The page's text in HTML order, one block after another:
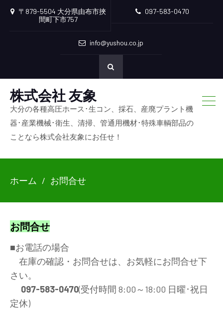
〒879-5504 大分県由布市挾
間町下市757
097-583-0470
info@yushou.co.jp
株式会社 友象
大分の各種高圧ホース･生コン、採石、産廃プラント機
器･産業機械･衛生、清掃、管通用機材･特殊車輌部品の
ことなら株式会社友象にお任せ！
ホーム お問合せ
お問合せ
■お電話の場合
在庫の確認・お問合せは、お気軽にお問合せ下
さい。
097-583-0470(受付時間 8:00～18:00 日曜･祝日
定休)